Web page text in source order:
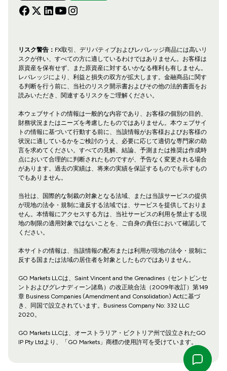
リスク警告： FX取引、デリバティブおよびレバレッジ商品には高いリ
スクが伴い、すべての方に適しているわけではありません。お客様は
原資産を保有せず、また原資産に対するいかなる権利も有しません。
レバレッジにより、利益と損失の双方が拡大します。金融商品に関す
る判断を行う前に、当社のリスク開示書およびその他の法的書面をお
読みいただき、関連するリスクをご理解ください。
本ウェブサイトの情報は一般的な内容であり、お客様の個別の目的、
財務状況またはニーズを考慮したものではありません。本ウェブサイ
トの情報に基づいて行動する前に、当該情報がお客様およびお客様の
状況に適しているかをご検討のうえ、必要に応じて適切な専門家の助
言を求めてください。すべての見解、結論、予測または推奨は作成時
点において合理的に判断されたものですが、予告なく変更される場合
があります。過去の実績は、将来の実績を保証するものでも示すもの
でもありません。
当社は、国際的な制裁の対象となる法域、または当該サービスの提供
が現地の法令・規制に違反する法域では、サービスを提供しておりま
せん。本情報にアクセスする方は、当社サービスの利用を禁止する現
地の制限の適用対象ではないことを、ご自身の責任において確認して
ください。
本サイトの情報は、当該情報の配布または利用が現地の法令・規制に
反する国または法域の居住者を対象としたものではありません。
GO Markets LLCは、Saint Vincent and the Grenadines（セントビンセ
ントおよびグレナディーン諸島）の改正統合法（2009年改訂）第149
章 Business Companies (Amendment and Consolidation) Actに基づ
き、同国で設立されています。Business Company No: 332 LLC
2020。
GO Markets LLCは、オーストラリア・ビクトリア州で設立されたGO
IP Pty Ltdより、「GO Markets」商標の使用許可を受けています。